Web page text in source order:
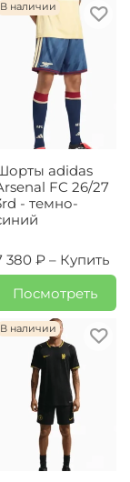
В наличии
adidas
FC 26/27
- темно-
380 ₽ – Купить
Посмотреть
В наличии